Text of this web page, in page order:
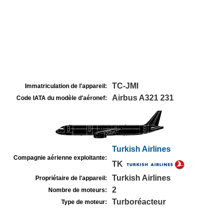
Immatriculation de l'appareil: TC-JMI
Code IATA du modèle d'aéronef: Airbus A321 231
Compagnie aérienne exploitante:
Turkish Airlines
TK
Propriétaire de l'appareil: Turkish Airlines
Nombre de moteurs: 2
Type de moteur: Turboréacteur